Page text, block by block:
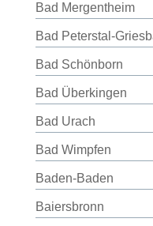
Bad Mergentheim
Bad Peterstal-
Bad Schönborn
Bad Überkingen
Bad Urach
Bad Wimpfen
Baden-Baden
Baiersbronn